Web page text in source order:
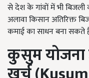
से देश के गांवों में भी
अलावा किसान अतिरिक्त
कमाई का साधन बना सकते
कुसुम योजना